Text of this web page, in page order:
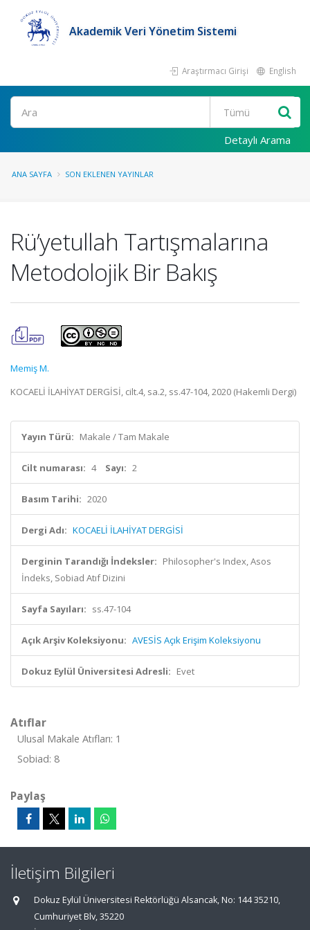
Akademik Veri Yönetim Sistemi
Araştırmacı Girişi English
Ara
Detaylı Arama
ANA SAYFA SON EKLENEN YAYINLAR
Rü’yetullah Tartışmalarına
Metodolojik Bir Bakış
Memiş M.
KOCAELİ İLAHİYAT DERGİSİ, cilt.4, sa.2, ss.47-104, 2020 (Hakemli Dergi)
Yayın Türü: Makale / Tam Makale
Cilt numarası: 4 Sayı: 2
Basım Tarihi: 2020
Dergi Adı: KOCAELİ İLAHİYAT DERGİSİ
Derginin Tarandığı İndeksler: Philosopher's Index, Asos
İndeks, Sobiad Atıf Dizini
Sayfa Sayıları: ss.47-104
Açık Arşiv Koleksiyonu: AVESİS Açık Erişim Koleksiyonu
Dokuz Eylül Üniversitesi Adresli: Evet
Atıflar
Ulusal Makale Atıfları: 1
Sobiad: 8
Paylaş
İletişim Bilgileri
Dokuz Eylül Üniversitesi Rektörlüğü Alsancak, No: 144 35210,
Cumhuriyet Blv, 35220